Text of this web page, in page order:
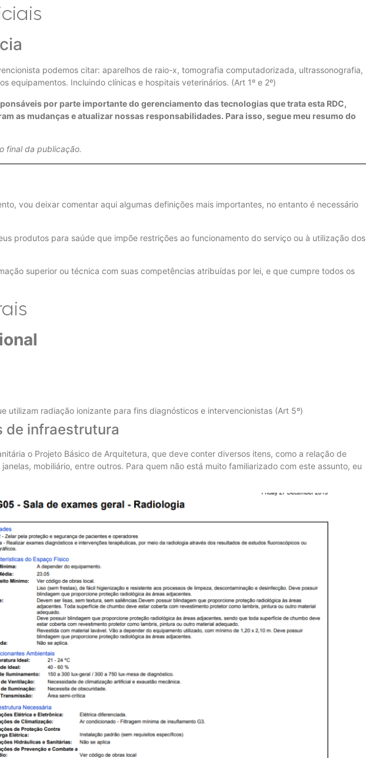
podemos citar: aparelhos de raio-x, tomografia computadorizada, ultrassonografia,
equipamentos. Incluindo clínicas e hospitais veterinários. (Art 1º e 2º)
por parte importante do gerenciamento das tecnologias que trata esta RDC,
as mudanças e atualizar nossas responsabilidades. Para isso, segue meu resumo do
final da publicação.
vou deixar comentar aqui algumas definições mais importantes, no entanto é necessário
produtos para saúde que impõe restrições ao funcionamento do serviço ou à utilização dos
superior ou técnica com suas competências atribuídas por lei, e que cumpre todos os
utilizam radiação ionizante para fins diagnósticos e intervencionistas (Art 5º)
de infraestrutura
o Projeto Básico de Arquitetura, que deve conter diversos itens, como a relação de
mobiliário, entre outros. Para quem não está muito familiarizado com este assunto, eu